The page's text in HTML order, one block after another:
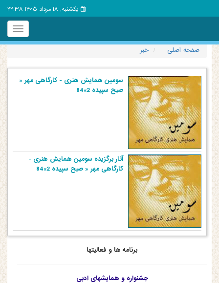
یکشنبه, 18 مرداد 1405 22:38
Toggle
صفحه اصلی
خبر
سومین همایش هنری - کارگاهی مهر «
صبح سپیده 2»84
آثار برگزیده سومین همایش هنری -
کارگاهی مهر « صبح سپیده 2»84
برنامه ها و فعالیتها
جشنواره و همایشهای ادبی